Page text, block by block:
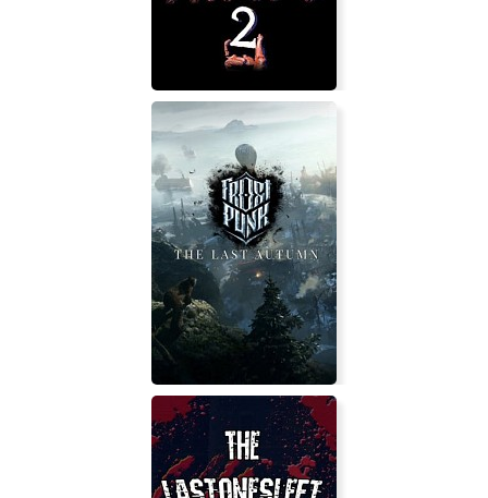
Hylics 2